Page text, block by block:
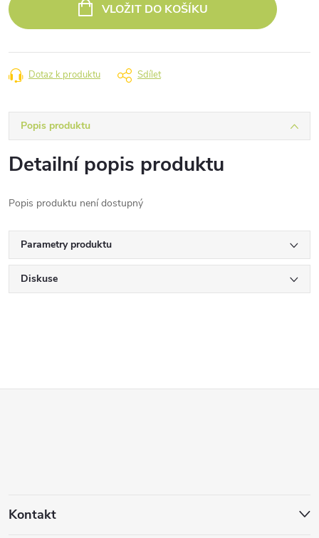
VLOŽIT DO KOŠÍKU
Dotaz k produktu Sdílet
Popis produktu
Detailní popis produktu
Popis produktu není dostupný
Parametry produktu
Diskuse
aKontakt